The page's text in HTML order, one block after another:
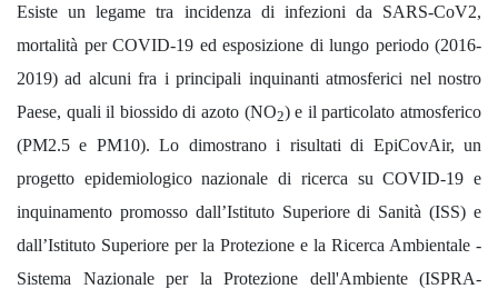
Esiste un legame tra incidenza di infezioni da SARS-CoV2,
mortalità per COVID-19 ed esposizione di lungo periodo (2016-
2019) ad alcuni fra i principali inquinanti atmosferici nel nostro
Paese, quali il biossido di azoto (NO2) e il particolato atmosferico
(PM2.5 e PM10). Lo dimostrano i risultati di EpiCovAir, un
progetto epidemiologico nazionale di ricerca su COVID-19 e
inquinamento promosso dall’Istituto Superiore di Sanità (ISS) e
dall’Istituto Superiore per la Protezione e la Ricerca Ambientale -
Sistema Nazionale per la Protezione dell'Ambiente (ISPRA-